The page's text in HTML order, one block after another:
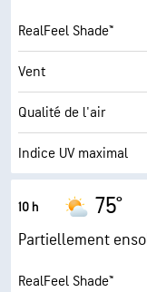
Point de rosée
AccuLumen
Couverture nuageuse
Visibilité
RealFeel Shade™
Vent
Qualité de l'air
Indice UV maximal
Humidité
Point de rosée
10 h 75°
Partiellement
RealFeel Shade™